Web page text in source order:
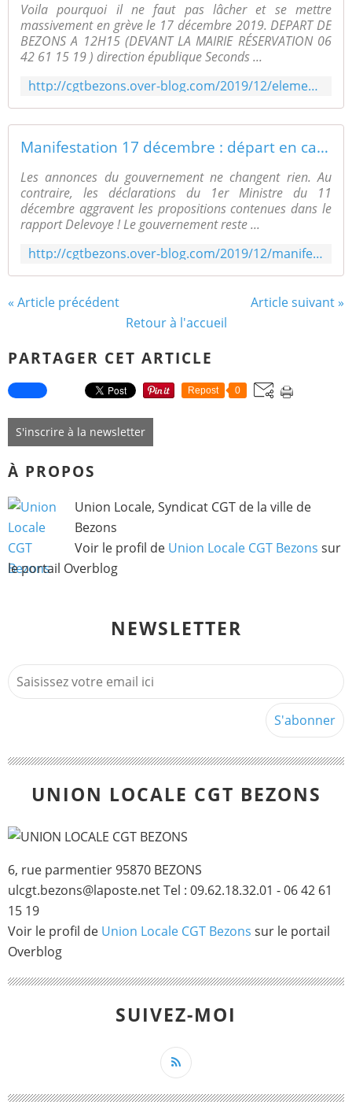
Voila pourquoi il ne faut pas lâcher et se mettre
massivement en grève le 17 décembre 2019. DEPART DE
BEZONS A 12H15 (DEVANT LA MAIRIE RÉSERVATION 06
42 61 15 19 ) direction épublique Seconds ...
http://cgtbezons.over-blog.com/2019/12/elements-de-decryptage-de-la-reforme-des-retraites-suite-au-discours-du-1er-ministre-ca-donne-envi-de-faire-greve-le-17-et-plus.html
Manifestation 17 décembre : départ en car CGT du val d'Oise - pour BEZONS 12H15 devant la mairie sur reservation - UNION LOCALE CGT BEZONS
Les annonces du gouvernement ne changent rien. Au
contraire, les déclarations du 1er Ministre du 11
décembre aggravent les propositions contenues dans le
rapport Delevoye ! Le gouvernement reste ...
http://cgtbezons.over-blog.com/2019/12/manifestation-17-decembre-depart-en-car-cgt-du-val-d-oise-pour-bezons-12h15-devant-la-mairie-sur-reservation.html
« Article précédent
Article suivant »
Retour à l'accueil
PARTAGER CET ARTICLE
Repost 0
S'inscrire à la newsletter
À PROPOS
Union Locale, Syndicat CGT de la ville de
Bezons
Voir le profil de Union Locale CGT Bezons sur
le portail Overblog
NEWSLETTER
UNION LOCALE CGT BEZONS
6, rue parmentier 95870 BEZONS
ulcgt.bezons@laposte.net Tel : 09.62.18.32.01 - 06 42 61
15 19
Voir le profil de Union Locale CGT Bezons sur le portail
Overblog
SUIVEZ-MOI